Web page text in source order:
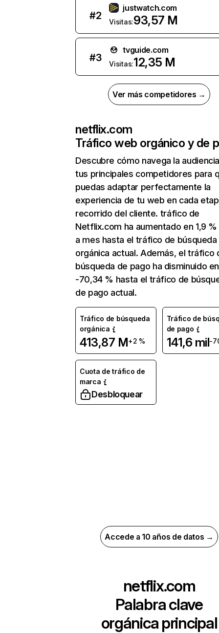
#2
justwatch.com
Visitas:93,57 M
#3
tvguide.com
Visitas:12,35 M
Ver más competidores →
netflix.com
Tráfico web orgánico y de
Descubre cómo navega la
tus principales competidores para
puedas adaptar perfectamente la
experiencia de tu web en cada
recorrido del cliente. tráfico de
Netflix.com ha aumentado en 1,9
a mes hasta el tráfico de búsqueda
orgánica actual. Además, el tráfico
búsqueda de pago ha disminuido en
-70,34 % hasta el tráfico de
de pago actual.
Tráfico de búsqueda
orgánica
413,87 M+2 %
Tráfico de
de pago
141,6 mil-
Cuota de tráfico de
marca
Desbloquear
Accede a 10 años de datos →
netflix.com
Palabra clave
orgánica principal